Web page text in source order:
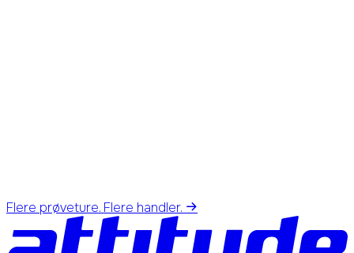
Flere prøveture. Flere handler.